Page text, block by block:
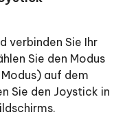
verbinden Sie Ihr
Sie den Modus
auf dem
Sie den Joystick in